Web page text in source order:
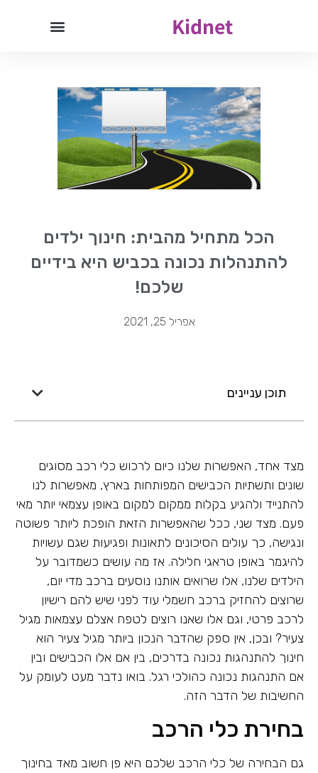
Kidnet
הכל מתחיל מהבית: חינוך ילדים
להתנהלות נכונה בכביש היא בידיים
שלכם!
אפריל 25, 2021
תוכן עניינים
מצד אחד, האפשרות שלנו כיום לרכוש כלי רכב מסוגים
שונים ותשתיות הכבישים המפותחות בארץ, מאפשרות לנו
להתנייד ולהגיע בקלות ממקום למקום באופן עצמאי יותר מאי
פעם. מצד שני, ככל שהאפשרות הזאת הופכת ליותר פשוטה
ונגישה, כך עולים הסיכונים לתאונות ופגיעות שגם עשויות
להיגמר באופן טראגי חלילה. אז מה עושים כשמדובר על
הילדים שלנו, אלו שרואים אותנו נוסעים ברכב מדי יום,
שרוצים להחזיק ברכב חשמלי עוד לפני שיש להם רישיון
לרכב פרטי, וגם אלו שאנו רוצים לטפח אצלם עצמאות מגיל
צעיר? ובכן, אין ספק שהדבר הנכון ביותר מגיל צעיר הוא
חינוך להתנהגות נכונה בדרכים, בין אם אלו הכבישים ובין
אם התנהגות נכונה כהולכי רגל. בואו נדבר מעט לעומק על
החשיבות של הדבר הזה.
בחירת כלי הרכב
גם הבחירה של כלי הרכב שלכם היא פן חשוב מאד בחינוך